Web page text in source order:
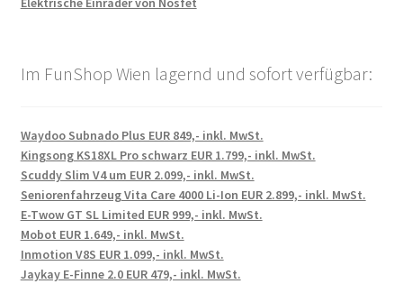
Im FunShop Wien lagernd und sofort verfügbar:
Waydoo Subnado Plus EUR 849,- inkl. MwSt.
Kingsong KS18XL Pro schwarz EUR 1.799,- inkl. MwSt.
Scuddy Slim V4 um EUR 2.099,- inkl. MwSt.
Seniorenfahrzeug Vita Care 4000 Li-Ion EUR 2.899,- inkl. MwSt.
E-Twow GT SL Limited EUR 999,- inkl. MwSt.
Mobot EUR 1.649,- inkl. MwSt.
Inmotion V8S EUR 1.099,- inkl. MwSt.
Jaykay E-Finne 2.0 EUR 479,- inkl. MwSt.